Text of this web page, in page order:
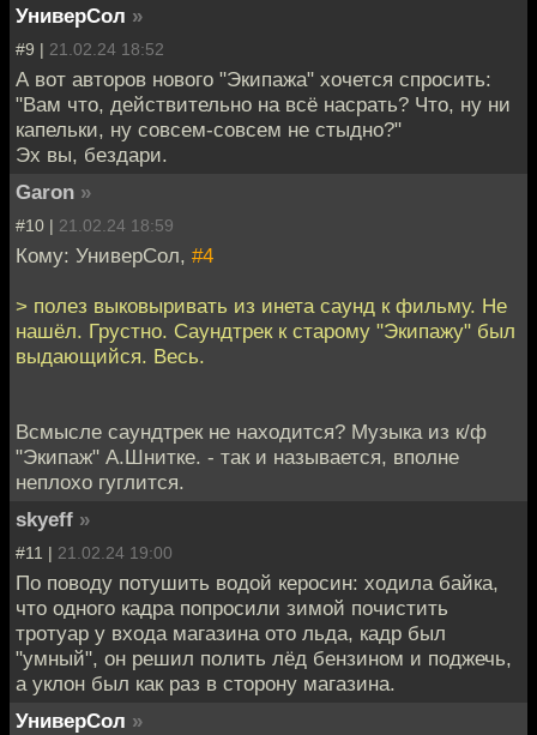
УниверСол »
#9 | 21.02.24 18:52
А вот авторов нового "Экипажа" хочется спросить:
"Вам что, действительно на всё насрать? Что, ну ни
капельки, ну совсем-совсем не стыдно?"
Эх вы, бездари.
Garon »
#10 | 21.02.24 18:59
Кому: УниверСол, #4
> полез выковыривать из инета саунд к фильму. Не
нашёл. Грустно. Саундтрек к старому "Экипажу" был
выдающийся. Весь.
Всмысле саундтрек не находится? Музыка из к/ф
"Экипаж" А.Шнитке. - так и называется, вполне
неплохо гуглится.
skyeff »
#11 | 21.02.24 19:00
По поводу потушить водой керосин: ходила байка,
что одного кадра попросили зимой почистить
тротуар у входа магазина ото льда, кадр был
"умный", он решил полить лёд бензином и поджечь,
а уклон был как раз в сторону магазина.
УниверСол »